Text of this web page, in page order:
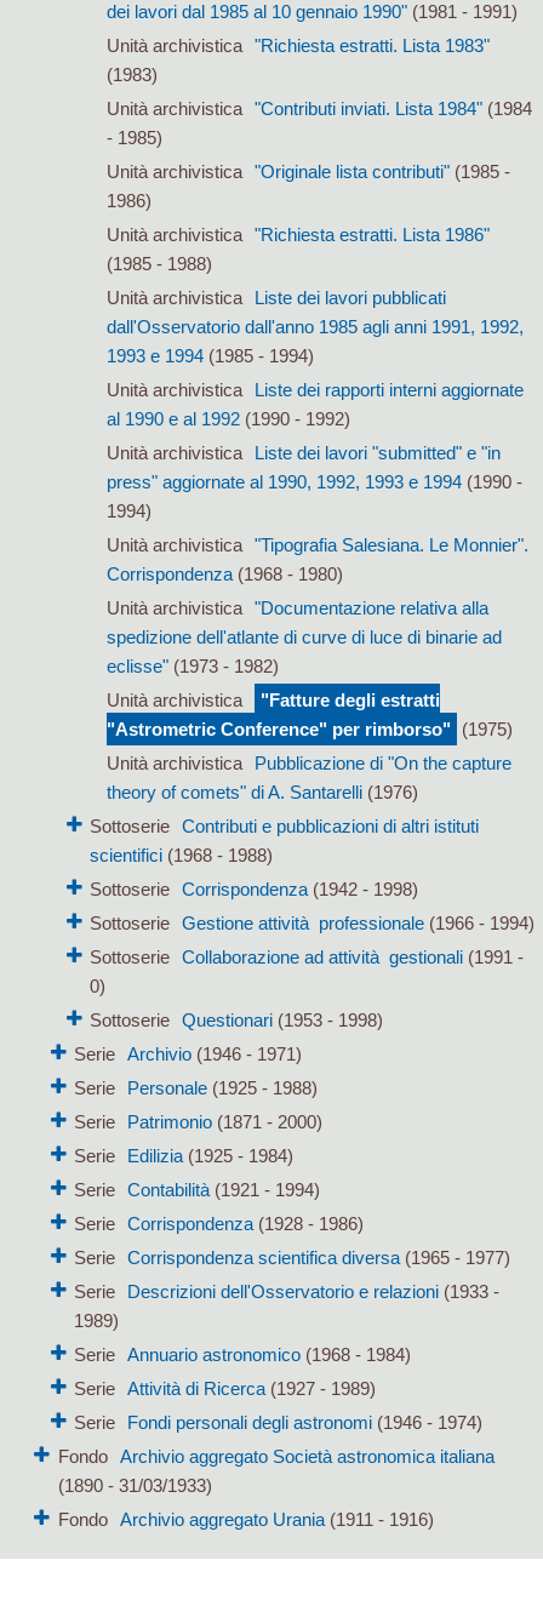
dei lavori dal 1985 al 10 gennaio 1990"(1981 - 1991)
Unità archivistica
"Richiesta estratti. Lista 1983"
(1983)
Unità archivistica
"Contributi inviati. Lista 1984"(1984
- 1985)
Unità archivistica
"Originale lista contributi"(1985 -
1986)
Unità archivistica
"Richiesta estratti. Lista 1986"
(1985 - 1988)
Unità archivistica
Liste dei lavori pubblicati
dall'Osservatorio dall'anno 1985 agli anni 1991, 1992,
1993 e 1994(1985 - 1994)
Unità archivistica
Liste dei rapporti interni aggiornate
al 1990 e al 1992(1990 - 1992)
Unità archivistica
Liste dei lavori "submitted" e "in
press" aggiornate al 1990, 1992, 1993 e 1994(1990 -
1994)
Unità archivistica
"Tipografia Salesiana. Le Monnier".
Corrispondenza(1968 - 1980)
Unità archivistica
"Documentazione relativa alla
spedizione dell'atlante di curve di luce di binarie ad
eclisse"(1973 - 1982)
Unità archivistica
"Fatture degli estratti
"Astrometric Conference" per rimborso"
(1975)
Unità archivistica
Pubblicazione di "On the capture
theory of comets" di A. Santarelli(1976)
Sottoserie
Contributi e pubblicazioni di altri istituti
scientifici (1968 - 1988)
Sottoserie
Corrispondenza (1942 - 1998)
Sottoserie
Gestione attività professionale (1966 - 1994)
Sottoserie
Collaborazione ad attività gestionali (1991 -
0)
Sottoserie
Questionari (1953 - 1998)
Serie Archivio(1946 - 1971)
Serie
Personale(1925 - 1988)
Serie
Patrimonio(1871 - 2000)
Serie
Edilizia(1925 - 1984)
Serie Contabilità(1921 - 1994)
Serie Corrispondenza(1928 - 1986)
Serie Corrispondenza scientifica diversa(1965 - 1977)
Serie
Descrizioni dell'Osservatorio e relazioni(1933 -
1989)
Serie Annuario astronomico(1968 - 1984)
Serie Attività di Ricerca(1927 - 1989)
Serie
Fondi personali degli astronomi(1946 - 1974)
Fondo
Archivio aggregato Società astronomica italiana
(1890 - 31/03/1933)
Fondo
Archivio aggregato Urania(1911 - 1916)